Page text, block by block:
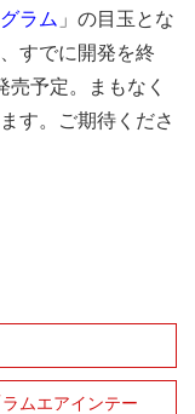
ラム 」の目玉とな
すでに開発を終
売予定。まもなく
す。ご期待くださ
ムエアインテー